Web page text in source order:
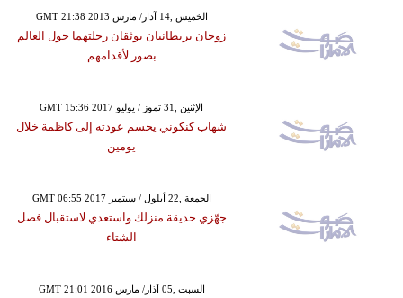
GMT 21:38 2013 الخميس ,14 آذار/ مارس
زوجان بريطانيان يوثقان رحلتهما حول العالم
بصور لأقدامهم
GMT 15:36 2017 الإثنين ,31 تموز / يوليو
شهاب كنكوني يحسم عودته إلى كاظمة خلال
يومين
GMT 06:55 2017 الجمعة ,22 أيلول / سبتمبر
جهّزي حديقة منزلك واستعدي لاستقبال فصل
الشتاء
GMT 21:01 2016 السبت ,05 آذار/ مارس